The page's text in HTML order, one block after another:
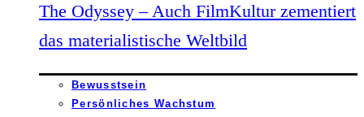
The Odyssey – Auch FilmKultur zementiert
das materialistische Weltbild
Bewusstsein
Persönliches Wachstum